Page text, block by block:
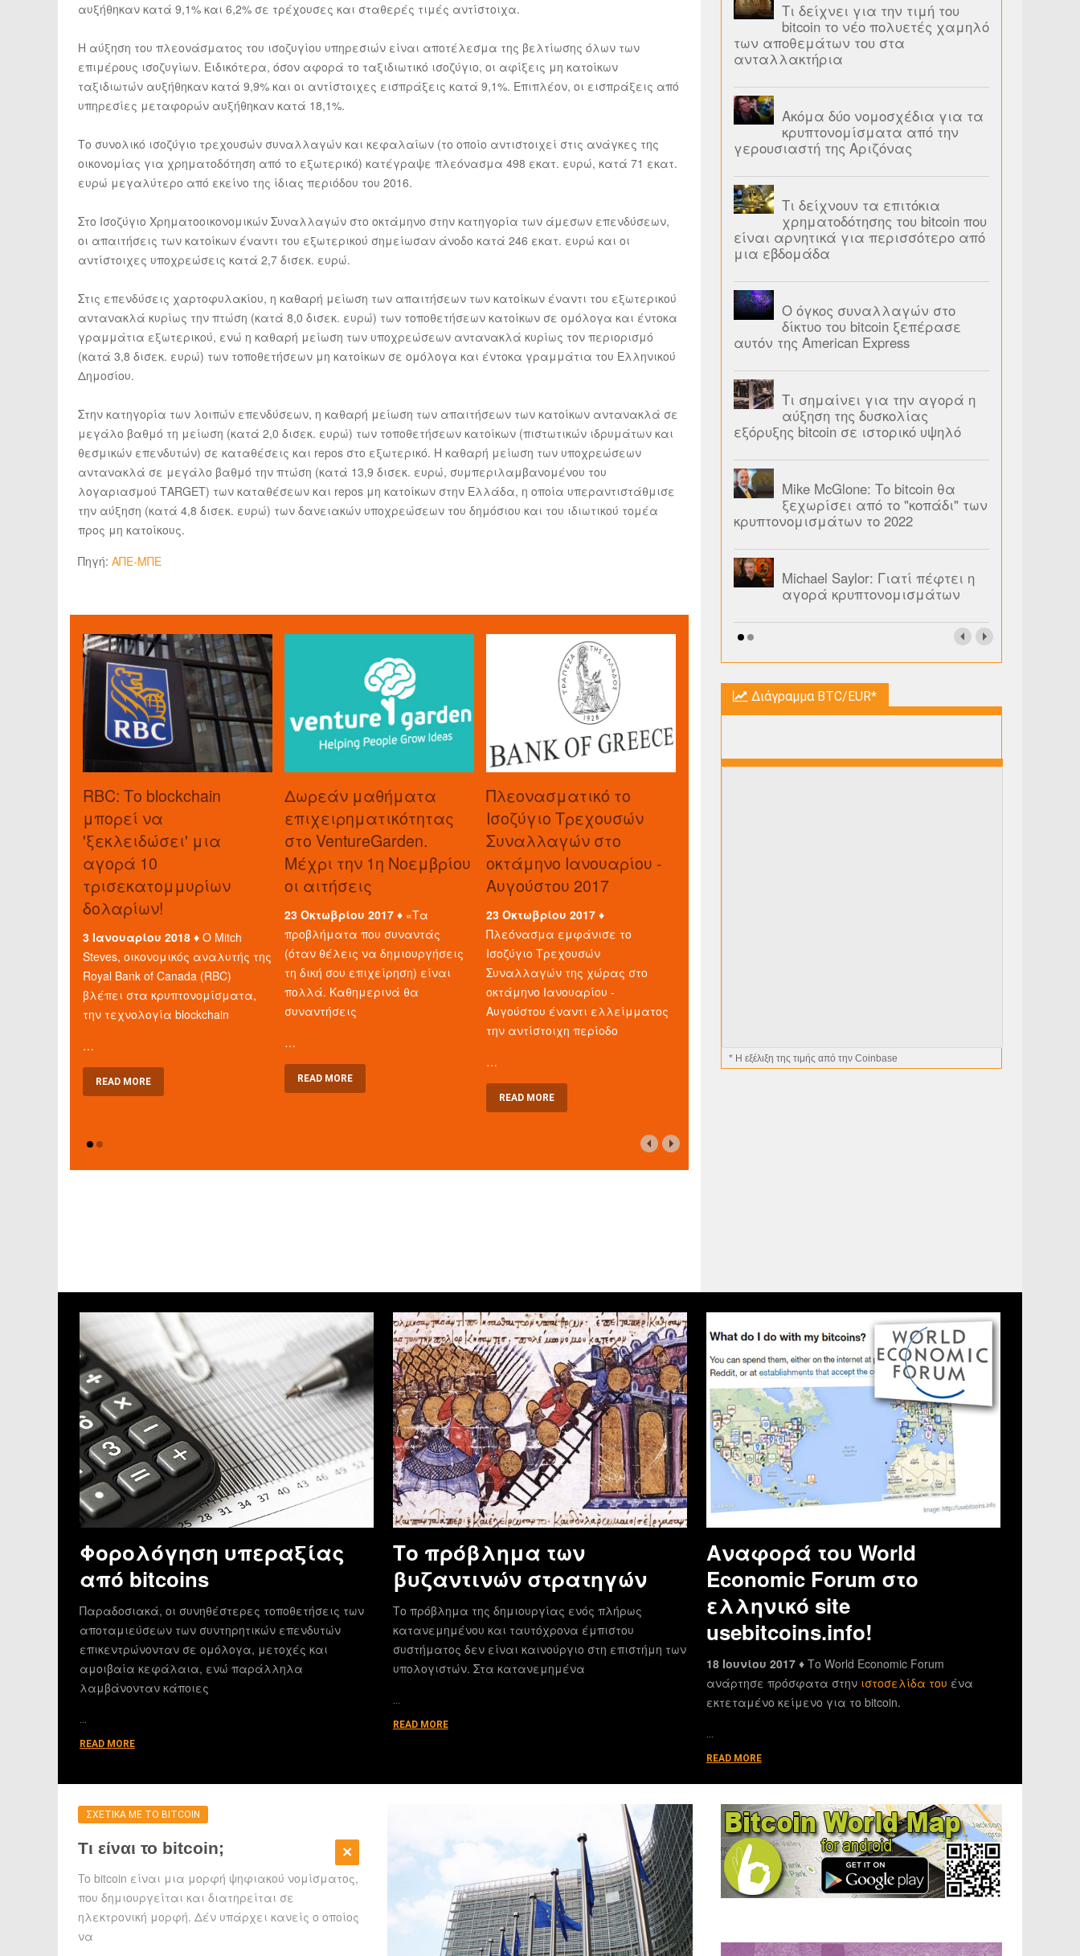
αυξήθηκαν κατά 9,1% και 6,2% σε τρέχουσες και σταθερές τιμές αντίστοιχα.
Η αύξηση του πλεονάσματος του ισοζυγίου υπηρεσιών είναι αποτέλεσμα της βελτίωσης όλων των
επιμέρους ισοζυγίων. Ειδικότερα, όσον αφορά το ταξιδιωτικό ισοζύγιο, οι αφίξεις μη κατοίκων
ταξιδιωτών αυξήθηκαν κατά 9,9% και οι αντίστοιχες εισπράξεις κατά 9,1%. Επιπλέον, οι εισπράξεις από
υπηρεσίες μεταφορών αυξήθηκαν κατά 18,1%.
Το συνολικό ισοζύγιο τρεχουσών συναλλαγών και κεφαλαίων (το οποίο αντιστοιχεί στις ανάγκες της
οικονομίας για χρηματοδότηση από το εξωτερικό) κατέγραψε πλεόνασμα 498 εκατ. ευρώ, κατά 71 εκατ.
ευρώ μεγαλύτερο από εκείνο της ίδιας περιόδου του 2016.
Στο Ισοζύγιο Χρηματοοικονομικών Συναλλαγών στο οκτάμηνο στην κατηγορία των άμεσων επενδύσεων,
οι απαιτήσεις των κατοίκων έναντι του εξωτερικού σημείωσαν άνοδο κατά 246 εκατ. ευρώ και οι
αντίστοιχες υποχρεώσεις κατά 2,7 δισεκ. ευρώ.
Στις επενδύσεις χαρτοφυλακίου, η καθαρή μείωση των απαιτήσεων των κατοίκων έναντι του εξωτερικού
αντανακλά κυρίως την πτώση (κατά 8,0 δισεκ. ευρώ) των τοποθετήσεων κατοίκων σε ομόλογα και έντοκα
γραμμάτια εξωτερικού, ενώ η καθαρή μείωση των υποχρεώσεων αντανακλά κυρίως τον περιορισμό
(κατά 3,8 δισεκ. ευρώ) των τοποθετήσεων μη κατοίκων σε ομόλογα και έντοκα γραμμάτια του Ελληνικού
Δημοσίου.
Στην κατηγορία των λοιπών επενδύσεων, η καθαρή μείωση των απαιτήσεων των κατοίκων αντανακλά σε
μεγάλο βαθμό τη μείωση (κατά 2,0 δισεκ. ευρώ) των τοποθετήσεων κατοίκων (πιστωτικών ιδρυμάτων και
θεσμικών επενδυτών) σε καταθέσεις και repos στο εξωτερικό. Η καθαρή μείωση των υποχρεώσεων
αντανακλά σε μεγάλο βαθμό την πτώση (κατά 13,9 δισεκ. ευρώ, συμπεριλαμβανομένου του
λογαριασμού ΤARGET) των καταθέσεων και repos μη κατοίκων στην Ελλάδα, η οποία υπεραντιστάθμισε
την αύξηση (κατά 4,8 δισεκ. ευρώ) των δανειακών υποχρεώσεων του δημόσιου και του ιδιωτικού τομέα
προς μη κατοίκους.
Πηγή: ΑΠΕ-ΜΠΕ
RBC: Το blockchain
μπορεί να
'ξεκλειδώσει' μια
αγορά 10
τρισεκατομμυρίων
δολαρίων!
3 Ιανουαρίου 2018 ♦Ο Mitch
Steves, οικονομικός αναλυτής της
Royal Bank of Canada (RBC)
βλέπει στα κρυπτονομίσματα,
την τεχνολογία blockchain
…
READ MORE
Δωρεάν μαθήματα
επιχειρηματικότητας
στο VentureGarden.
Μέχρι την 1η Νοεμβρίου
οι αιτήσεις
23 Οκτωβρίου 2017 ♦ «Τα
προβλήματα που συναντάς
(όταν θέλεις να δημιουργήσεις
τη δική σου επιχείρηση) είναι
πολλά. Καθημερινά θα
συναντήσεις
…
READ MORE
Πλεονασματικό το
Ισοζύγιο Τρεχουσών
Συναλλαγών στο
οκτάμηνο Ιανουαρίου -
Αυγούστου 2017
23 Οκτωβρίου 2017 ♦
Πλεόνασμα εμφάνισε το
Ισοζύγιο Τρεχουσών
Συναλλαγών της χώρας στο
οκτάμηνο Ιανουαρίου -
Αυγούστου έναντι ελλείμματος
την αντίστοιχη περίοδο
…
READ MORE
Τι δείχνει για την τιμή του
bitcoin το νέο πολυετές χαμηλό
των αποθεμάτων του στα
ανταλλακτήρια
Ακόμα δύο νομοσχέδια για τα
κρυπτονομίσματα από την
γερουσιαστή της Αριζόνας
Τι δείχνουν τα επιτόκια
χρηματοδότησης του bitcoin που
είναι αρνητικά για περισσότερο από
μια εβδομάδα
Ο όγκος συναλλαγών στο
δίκτυο του bitcoin ξεπέρασε
αυτόν της American Express
Τι σημαίνει για την αγορά η
αύξηση της δυσκολίας
εξόρυξης bitcoin σε ιστορικό υψηλό
Mike McGlone: Το bitcoin θα
ξεχωρίσει από το "κοπάδι" των
κρυπτονομισμάτων το 2022
Michael Saylor: Γιατί πέφτει η
αγορά κρυπτονομισμάτων
Διάγραμμα BTC/EUR*
* H εξέλιξη της τιμής από την Coinbase
Φορολόγηση υπεραξίας
από bitcoins
Παραδοσιακά, οι συνηθέστερες τοποθετήσεις των
αποταμιεύσεων των συντηρητικών επενδυτών
επικεντρώνονταν σε ομόλογα, μετοχές και
αμοιβαία κεφάλαια, ενώ παράλληλα
λαμβάνονταν κάποιες
READ MORE
Το πρόβλημα των
βυζαντινών στρατηγών
Το πρόβλημα της δημιουργίας ενός πλήρως
κατανεμημένου και ταυτόχρονα έμπιστου
συστήματος δεν είναι καινούργιο στη επιστήμη των
υπολογιστών. Στα κατανεμημένα
READ MORE
Αναφορά του World
Economic Forum στο
ελληνικό site
usebitcoins.info!
18 Ιουνίου 2017 ♦ Το World Economic Forum
ανάρτησε πρόσφατα στην ιστοσελίδα του ένα
εκτεταμένο κείμενο για το bitcoin.
READ MORE
ΣΧΕΤΙΚΑ ΜΕ ΤΟ BITCOIN
Τι είναι το bitcoin;
To bitcoin είναι μια μορφή ψηφιακού νομίσματος,
που δημιουργείται και διατηρείται σε
ηλεκτρονική μορφή. Δέν υπάρχει κανείς ο οποίος
να